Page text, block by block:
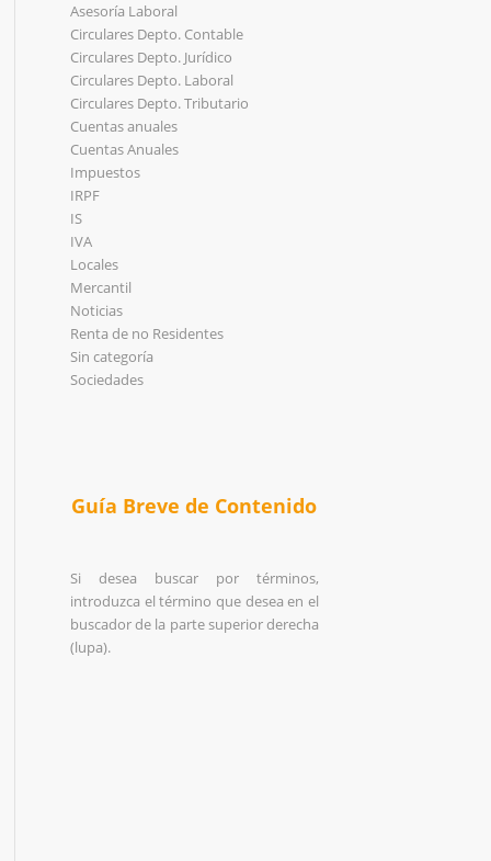
Asesoría Laboral
Circulares Depto. Contable
Circulares Depto. Jurídico
Circulares Depto. Laboral
Circulares Depto. Tributario
Cuentas anuales
Cuentas Anuales
Impuestos
IRPF
IS
IVA
Locales
Mercantil
Noticias
Renta de no Residentes
Sin categoría
Sociedades
Guía Breve de Contenido
Si desea buscar por términos,
introduzca el término que desea en el
buscador de la parte superior derecha
(lupa).